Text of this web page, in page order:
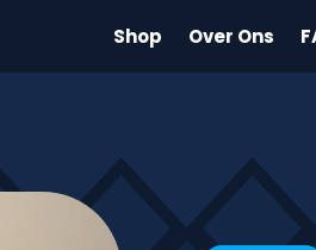
Shop Over Ons